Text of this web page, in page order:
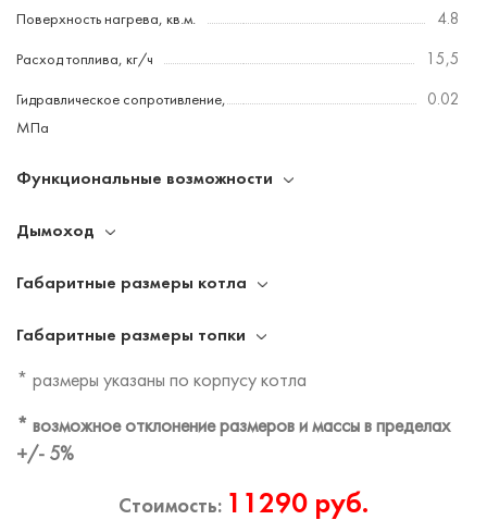
Поверхность нагрева, кв.м. 4.8
Расход топлива, кг/ч 15,5
Гидравлическое сопротивление,
МПа
0.02
Функциональные возможности
Дымоход
Габаритные размеры котла
Габаритные размеры топки
* размеры указаны по корпусу котла
* возможное отклонение размеров и массы в пределах
+/- 5%
Стоимость: 11290 руб.